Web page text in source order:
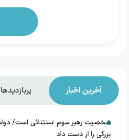
آخرین اخبار پربازدیدها
شخصیت رهبر سوم استثنائی است/
بزرگی را از دست داد